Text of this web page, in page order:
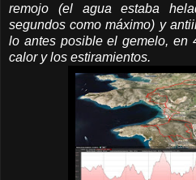
remojo (el agua estaba
segundos como máximo) y
lo antes posible el gemelo, en
calor y los estiramientos.